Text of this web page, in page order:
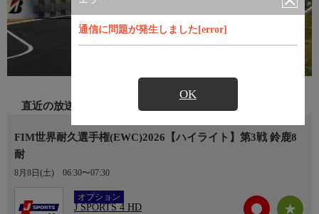
通信に問題が発生しました[error]
OK
直近の放送
FIM世界耐久選手権(EWC)2026【ハイライト】第3戦 鈴鹿8
耐
8月8日(土) 06:30〜07:30
オプション
Ch.408
J SPORTS 4 HD